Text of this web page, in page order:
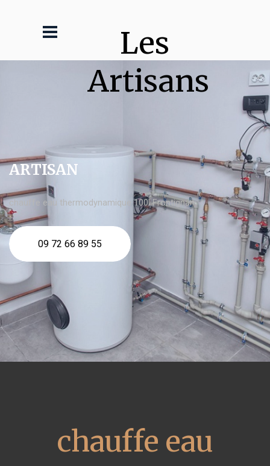
Les
Artisans
ARTISAN
chauffe eau thermodynamique 100l Frontignan
09 72 66 89 55
chauffe eau